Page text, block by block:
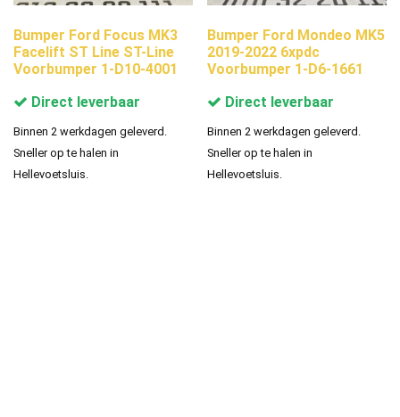
Bumper Ford Focus MK3
Facelift ST Line ST-Line
Voorbumper 1-D10-4001
Direct leverbaar
Binnen 2 werkdagen geleverd.
Sneller op te halen in
Hellevoetsluis.
Bumper Ford Mondeo MK5
2019-2022 6xpdc
Voorbumper 1-D6-1661
Direct leverbaar
Binnen 2 werkdagen geleverd.
Sneller op te halen in
Hellevoetsluis.